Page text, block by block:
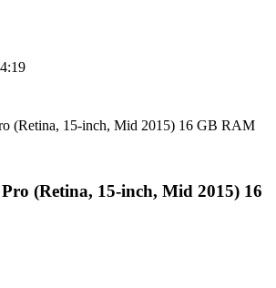
(Retina, 15-inch, Mid 2015) 16